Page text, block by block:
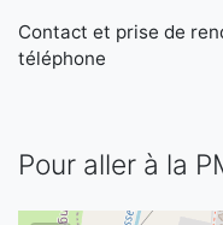
Contact et prise de
téléphone
Pour aller à la